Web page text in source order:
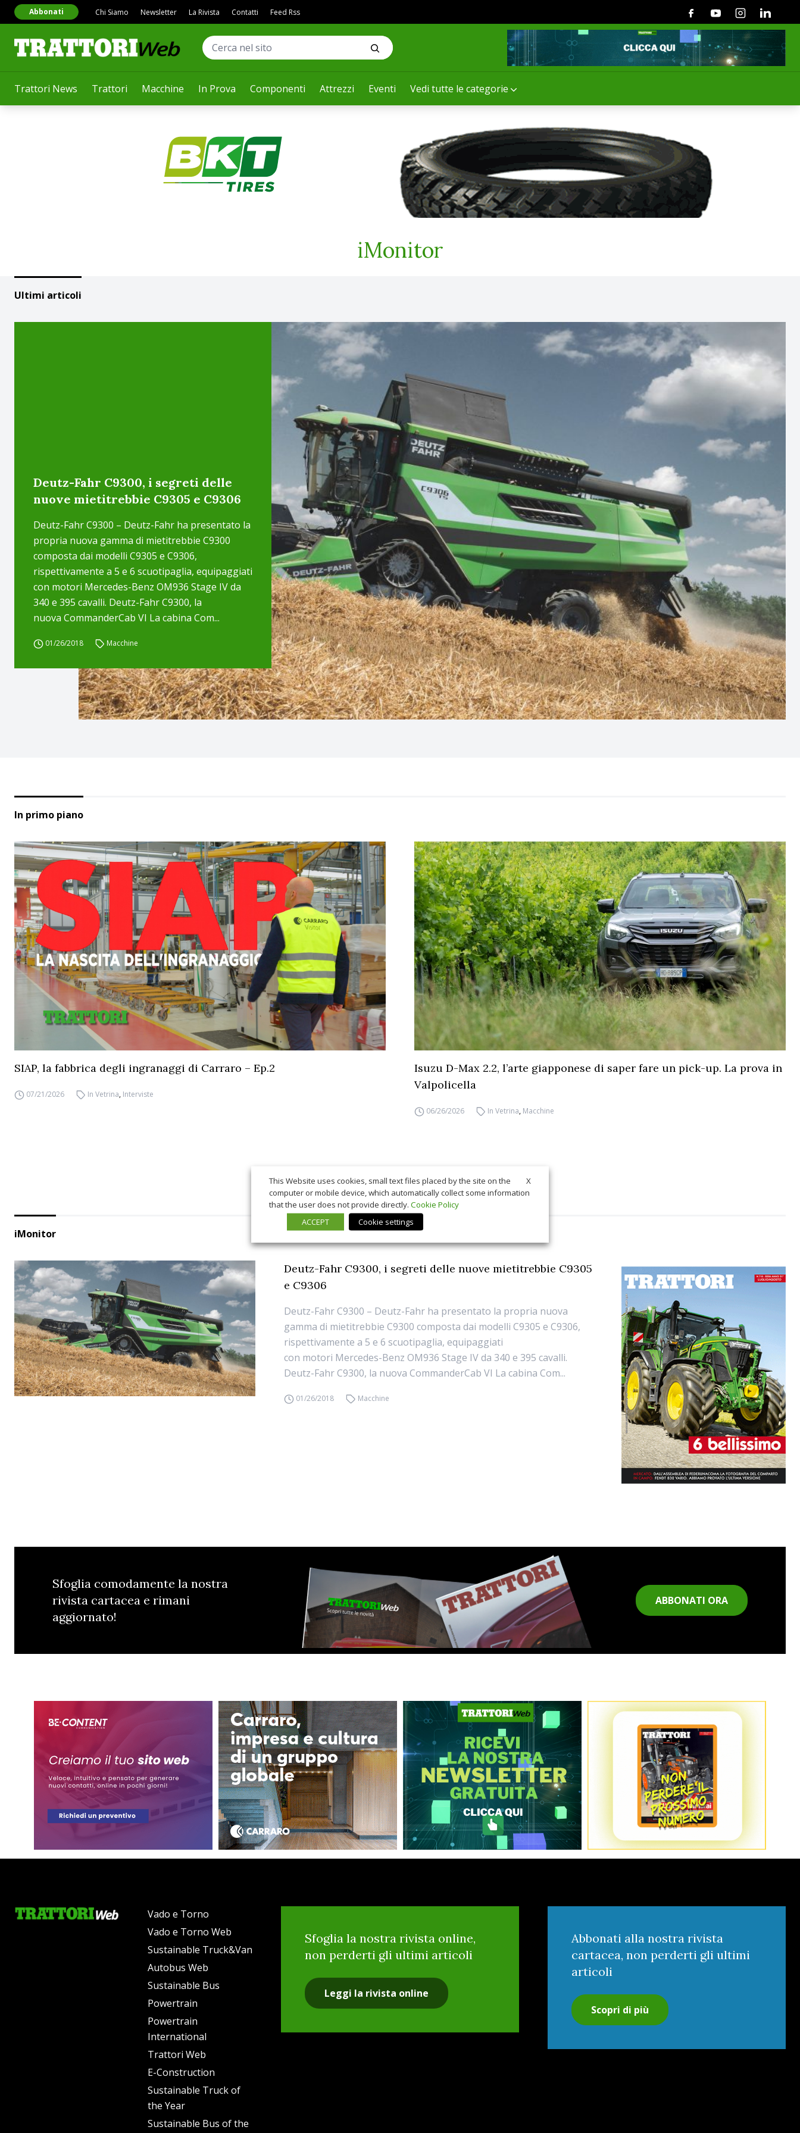
Trattori News Trattori Macchine In Prova Componenti Attrezzi Eventi Vedi tutte le categorie
Abbonati Chi Siamo Newsletter La Rivista Contatti Feed Rss FacebookYoutubeInstagramLinkedin
iMonitor
Ultimi articoli
Deutz-Fahr C9300, i segreti delle
nuove mietitrebbie C9305 e C9306
Deutz-Fahr C9300 – Deutz-Fahr ha presentato la
propria nuova gamma di mietitrebbie C9300
composta dai modelli C9305 e C9306,
rispettivamente a 5 e 6 scuotipaglia, equipaggiati
con motori Mercedes-Benz OM936 Stage IV da
340 e 395 cavalli. Deutz-Fahr C9300, la
nuova CommanderCab VI La cabina Com...
01/26/2018 Macchine
In primo piano
SIAP, la fabbrica degli ingranaggi di Carraro – Ep.2
07/21/2026 In Vetrina, Interviste
Isuzu D-Max 2.2, l’arte giapponese di saper fare un pick-up. La prova in
Valpolicella
06/26/2026 In Vetrina, Macchine
iMonitor
Deutz-Fahr C9300, i segreti delle nuove mietitrebbie C9305
e C9306
Deutz-Fahr C9300 – Deutz-Fahr ha presentato la propria nuova
gamma di mietitrebbie C9300 composta dai modelli C9305 e C9306,
rispettivamente a 5 e 6 scuotipaglia, equipaggiati
con motori Mercedes-Benz OM936 Stage IV da 340 e 395 cavalli.
Deutz-Fahr C9300, la nuova CommanderCab VI La cabina Com...
01/26/2018 Macchine
Sfoglia comodamente la nostra
rivista cartacea e rimani
aggiornato!
ABBONATI ORA
Vado e Torno
Vado e Torno Web
Sustainable Truck&Van
Autobus Web
Sustainable Bus
Powertrain
Powertrain
International
Trattori Web
E-Construction
Sustainable Truck of
the Year
Sustainable Bus of the
Sfoglia la nostra rivista online,
non perderti gli ultimi articoli
Leggi la rivista online
Abbonati alla nostra rivista
cartacea, non perderti gli ultimi
articoli
Scopri di più
X
This Website uses cookies, small text files placed by the site on the
computer or mobile device, which automatically collect some information
that the user does not provide directly. Cookie Policy
ACCEPT
Cookie settings